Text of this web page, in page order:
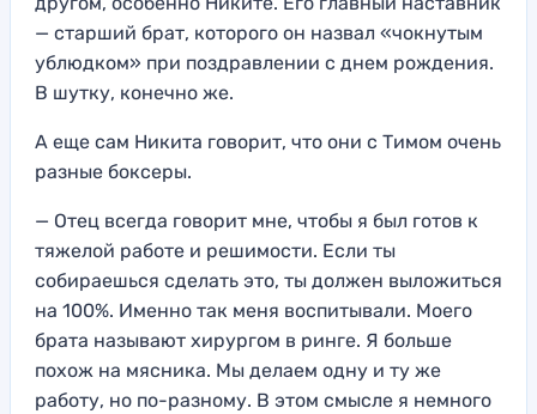
— старший брат, которого он назвал «чокнутым
ублюдком» при поздравлении с днем рождения.
В шутку, конечно же.
А еще сам Никита говорит, что они с Тимом очень
разные боксеры.
— Отец всегда говорит мне, чтобы я был готов к
тяжелой работе и решимости. Если ты
собираешься сделать это, ты должен выложиться
на 100%. Именно так меня воспитывали. Моего
брата называют хирургом в ринге. Я больше
похож на мясника. Мы делаем одну и ту же
работу, но по-разному. В этом смысле я немного